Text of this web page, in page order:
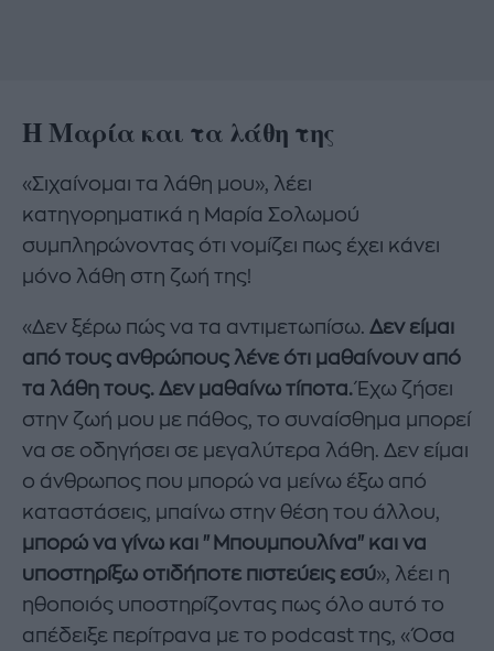
Η Μαρία και τα λάθη της
«Σιχαίνομαι τα λάθη μου», λέει
κατηγορηματικά η Μαρία Σολωμού
συμπληρώνοντας ότι νομίζει πως έχει κάνει
μόνο λάθη στη ζωή της!
«Δεν ξέρω πώς να τα αντιμετωπίσω. Δεν είμαι
από τους ανθρώπους λένε ότι μαθαίνουν από
τα λάθη τους. Δεν μαθαίνω τίποτα.Έχω ζήσει
στην ζωή μου με πάθος, το συναίσθημα μπορεί
να σε οδηγήσει σε μεγαλύτερα λάθη. Δεν είμαι
ο άνθρωπος που μπορώ να μείνω έξω από
καταστάσεις, μπαίνω στην θέση του άλλου,
μπορώ να γίνω και "Μπουμπουλίνα" και να
υποστηρίξω οτιδήποτε πιστεύεις εσύ», λέει η
ηθοποιός υποστηρίζοντας πως όλο αυτό το
απέδειξε περίτρανα με το podcast της, «Όσα